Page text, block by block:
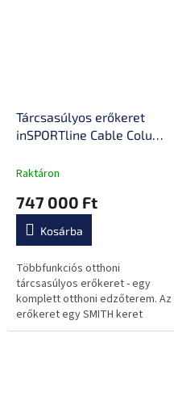
Tárcsasúlyos erőkeret
inSPORTline Cable Column
Raktáron
747 000 Ft
Kosárba
Többfunkciós otthoni
tárcsasúlyos erőkeret - egy
komplett otthoni edzőterem. Az
erőkeret egy SMITH keret
kombinációja csigás-